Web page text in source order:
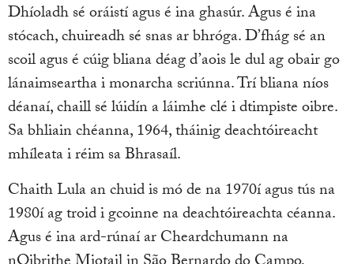
Dhíoladh sé oráistí agus é ina ghasúr. Agus é ina
stócach, chuireadh sé snas ar bhróga. D’fhág sé an
scoil agus é cúig bliana déag d’aois le dul ag obair go
lánaimseartha i monarcha scriúnna. Trí bliana níos
déanaí, chaill sé lúidín a láimhe clé i dtimpiste oibre.
Sa bhliain chéanna, 1964, tháinig deachtóireacht
mhíleata i réim sa Bhrasaíl.
Chaith Lula an chuid is mó de na 1970í agus tús na
1980í ag troid i gcoinne na deachtóireachta céanna.
Agus é ina ard-rúnaí ar Cheardchumann na